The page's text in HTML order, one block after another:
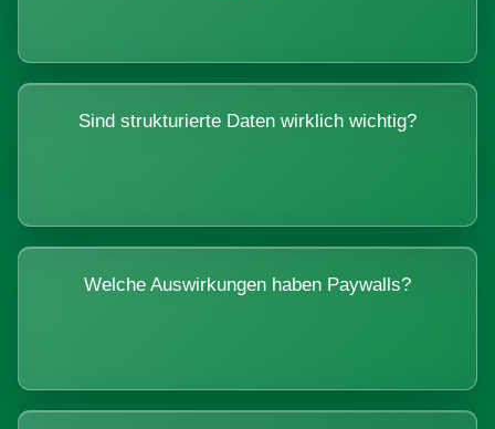
Sind strukturierte Daten wirklich wichtig?
Welche Auswirkungen haben Paywalls?